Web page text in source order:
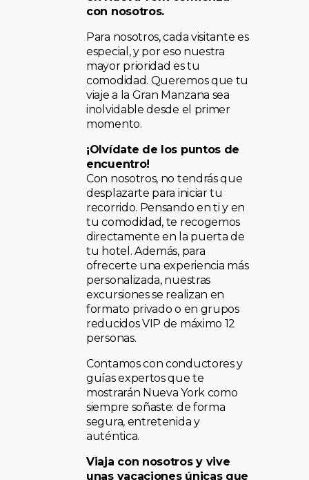
con nosotros.
Para nosotros, cada visitante es
especial, y por eso nuestra
mayor prioridad es tu
comodidad. Queremos que tu
viaje a la Gran Manzana sea
inolvidable desde el primer
momento.
¡Olvídate de los puntos de
encuentro!
Con nosotros, no tendrás que
desplazarte para iniciar tu
recorrido. Pensando en ti y en
tu comodidad, te recogemos
directamente en la puerta de
tu hotel. Además, para
ofrecerte una experiencia más
personalizada, nuestras
excursiones se realizan en
formato privado o en grupos
reducidos VIP de máximo 12
personas.
Contamos con conductores y
guías expertos que te
mostrarán Nueva York como
siempre soñaste: de forma
segura, entretenida y
auténtica.
Viaja con nosotros y vive
unas vacaciones únicas que